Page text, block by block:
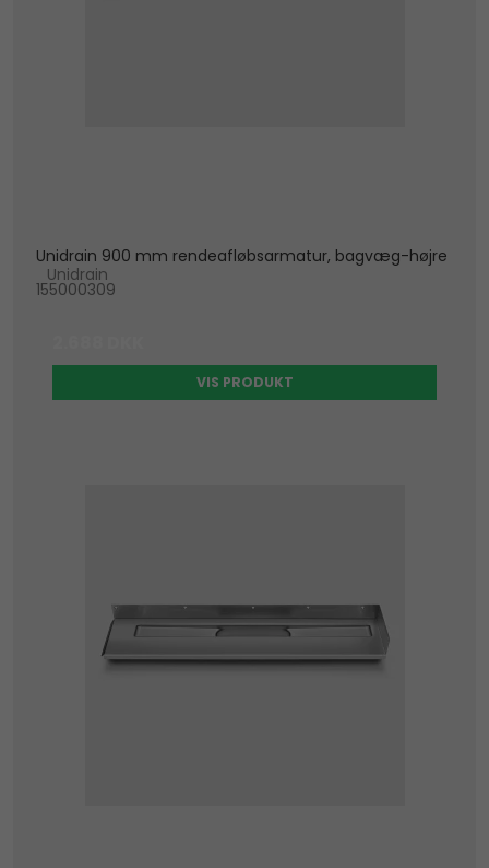
Unidrain 900 mm rendeafløbsarmatur, bagvæg-højre
Unidrain
155000309
VIS PRODUKT